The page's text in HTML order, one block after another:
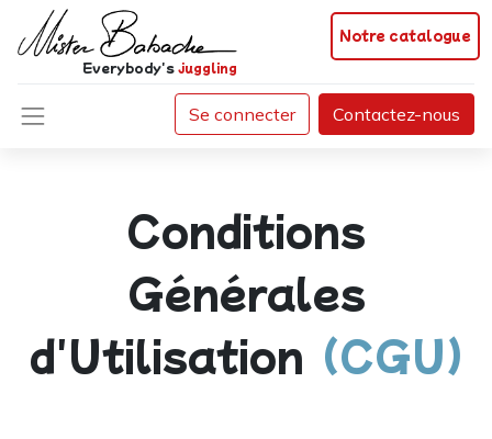
Notre catalogue
Everybody'sjuggling
Se connecter Contactez-nous
Conditions
Générales
d'Utilisation (CGU)